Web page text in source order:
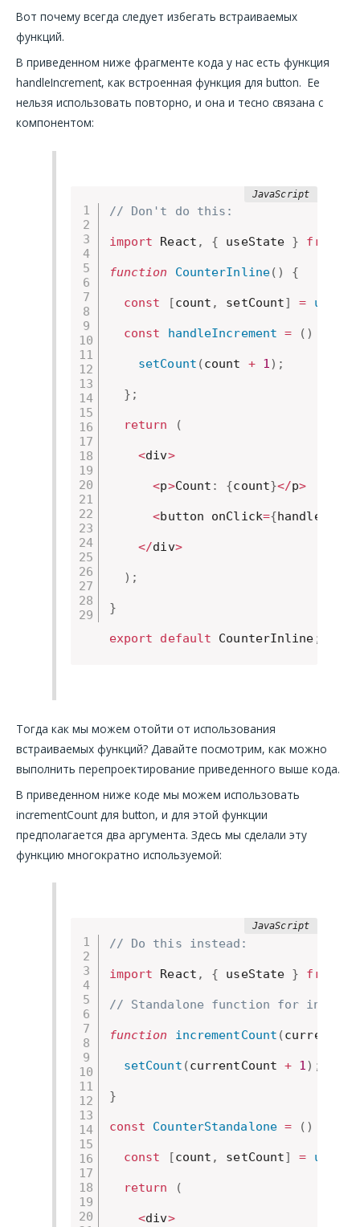
Вот почему всегда следует избегать встраиваемых
функций.
В приведенном ниже фрагменте кода у нас есть функция
handleIncrement, как встроенная функция для button. Ее
нельзя использовать повторно, и она и тесно связана с
компонентом:
// Don't do this:
import React , { useState } from
function CounterInline( ) {
const [count , setCount] =
const handleIncrement = ( )
setCount (count + 1) ;
} ;
return (
<div>
<p>Count : {count}</p>
<button onClick={
</div>
) ;
}
export default CounterInline ;
Тогда как мы можем отойти от использования
встраиваемых функций? Давайте посмотрим, как можно
выполнить перепроектирование приведенного выше кода.
В приведенном ниже коде мы можем использовать
incrementCount для button, и для этой функции
предполагается два аргумента. Здесь мы сделали эту
функцию многократно используемой:
// Do this instead:
import React , { useState } from
// Standalone function for
function incrementCount (
setCount (currentCount + 1) ;
}
const CounterStandalone = ( )
const [count , setCount] =
return (
<div>